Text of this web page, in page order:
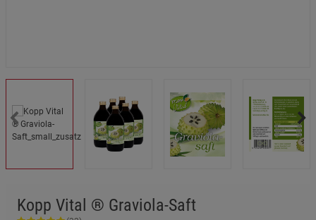
Kopp Vital ® Graviola-Saft